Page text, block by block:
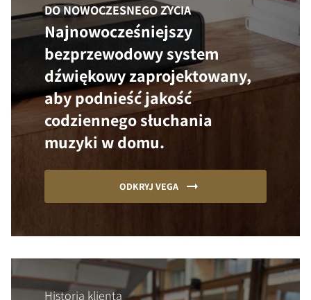
DO NOWOCZESNEGO ŻYCIA
Najnowocześniejszy
bezprzewodowy system
dźwiękowy zaprojektowany,
aby podnieść jakość
codziennego słuchania
muzyki w domu.
ODKRYJ VEGA
Historia klienta